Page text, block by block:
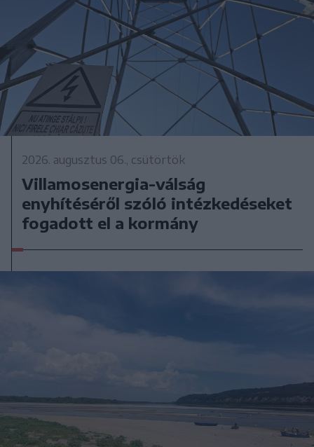
2026. augusztus 06., csütörtök
Villamosenergia-válság
enyhítéséről szóló intézkedéseket
fogadott el a kormány